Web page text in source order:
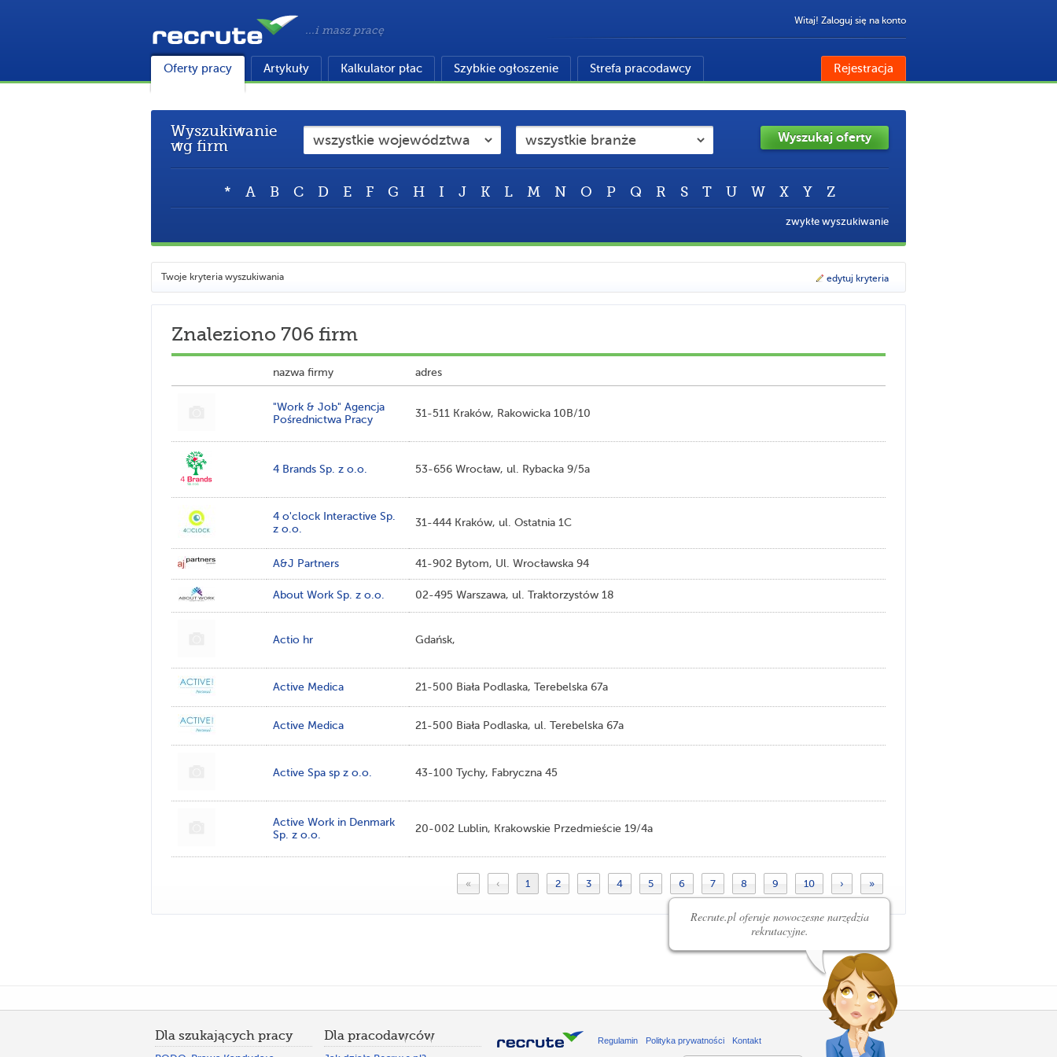
...i masz pracę
Witaj! Zaloguj się na konto
Oferty pracy Artykuły Kalkulator płac Szybkie ogłoszenie Strefa pracodawcy Rejestracja
Wyszukiwanie
wg firm
Wyszukaj oferty
* A B C D E F G H I J K L M N O P Q R S T U W X Y Z
zwykłe wyszukiwanie
Twoje kryteria wyszukiwania edytuj kryteria
Znaleziono 706 firm
nazwa firmy adres
"Work & Job" Agencja
Pośrednictwa Pracy
31-511 Kraków, Rakowicka 10B/10
4 Brands Sp. z o.o. 53-656 Wrocław, ul. Rybacka 9/5a
4 o'clock Interactive Sp.
z o.o.
31-444 Kraków, ul. Ostatnia 1C
A&J Partners 41-902 Bytom, Ul. Wrocławska 94
About Work Sp. z o.o. 02-495 Warszawa, ul. Traktorzystów 18
Actio hr Gdańsk,
Active Medica 21-500 Biała Podlaska, Terebelska 67a
Active Medica 21-500 Biała Podlaska, ul. Terebelska 67a
Active Spa sp z o.o. 43-100 Tychy, Fabryczna 45
Active Work in Denmark
Sp. z o.o.
20-002 Lublin, Krakowskie Przedmieście 19/4a
« ‹ 1 2 3 4 5 6 7 8 9 10 › »
Dla szukających pracy Dla pracodawców Regulamin Polityka prywatności Kontakt
Recrute.pl oferuje nowoczesne narzędzia
rekrutacyjne.